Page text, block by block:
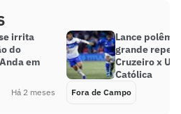
irrita
do
em
Há 2 meses
Lance
grande
Cruzeiro x
Católica
Fora de Campo